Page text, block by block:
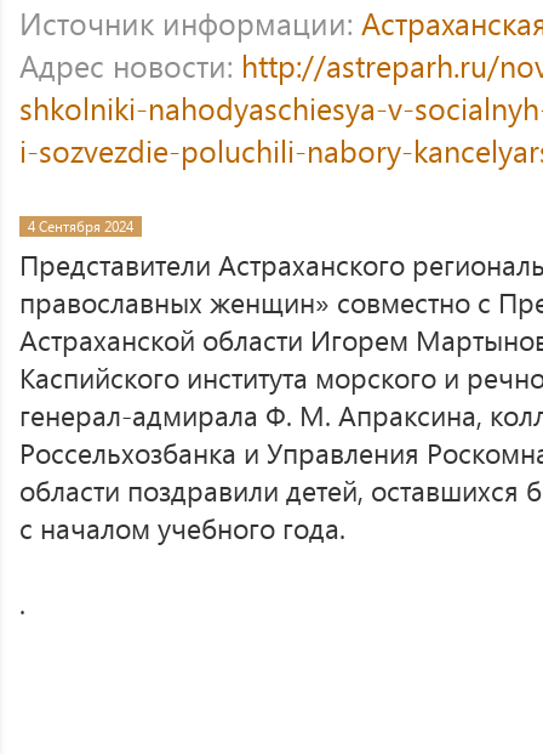
Источник информации:
Адрес новости: http://astreparh.ru/
shkolniki-nahodyaschiesya-v-
i-sozvezdie-poluchili-nabory-
4 Сентября 2024
Представители Астраханского
православных женщин» совместно с
Астраханской области Игорем
Каспийского института морского и
генерал-адмирала Ф. М. Апраксина,
Россельхозбанка и Управления
области поздравили детей, оставшихся
с началом учебного года.
.